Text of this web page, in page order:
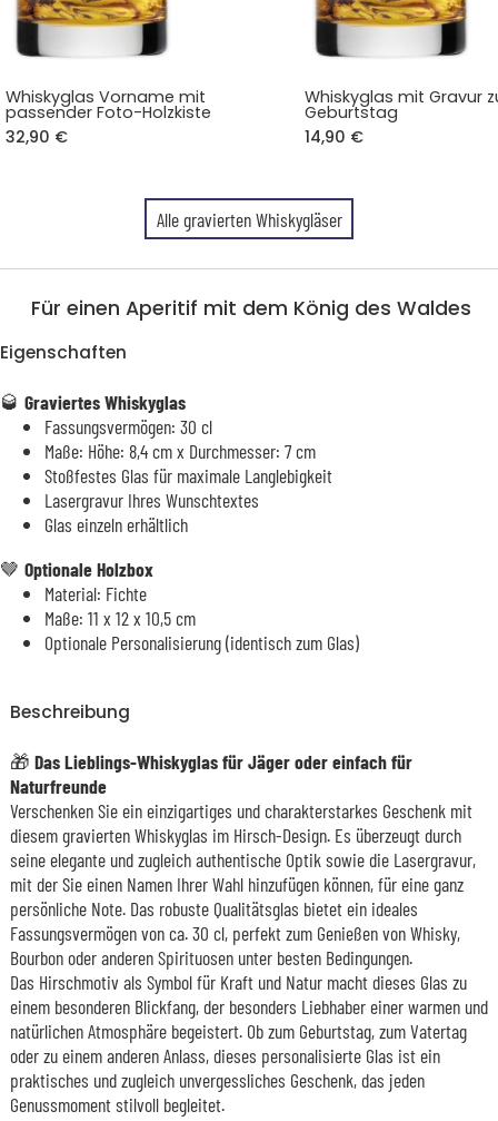
Whiskyglas Vorname mit
passender Foto-Holzkiste
32,90 €
Whiskyglas mit Gravur
Geburtstag
14,90 €
Alle gravierten Whiskygläser
Für einen Aperitif mit dem König des Waldes
Eigenschaften
🥃 Graviertes Whiskyglas
Fassungsvermögen: 30 cl
Maße: Höhe: 8,4 cm x Durchmesser: 7 cm
Stoßfestes Glas für maximale Langlebigkeit
Lasergravur Ihres Wunschtextes
Glas einzeln erhältlich
🤎 Optionale Holzbox
Material: Fichte
Maße: 11 x 12 x 10,5 cm
Optionale Personalisierung (identisch zum Glas)
Beschreibung
🎁 Das Lieblings-Whiskyglas für Jäger oder einfach für
Naturfreunde
Verschenken Sie ein einzigartiges und charakterstarkes Geschenk mit
diesem gravierten Whiskyglas im Hirsch-Design. Es überzeugt durch
seine elegante und zugleich authentische Optik sowie die Lasergravur,
mit der Sie einen Namen Ihrer Wahl hinzufügen können, für eine ganz
persönliche Note. Das robuste Qualitätsglas bietet ein ideales
Fassungsvermögen von ca. 30 cl, perfekt zum Genießen von Whisky,
Bourbon oder anderen Spirituosen unter besten Bedingungen.
Das Hirschmotiv als Symbol für Kraft und Natur macht dieses Glas zu
einem besonderen Blickfang, der besonders Liebhaber einer warmen und
natürlichen Atmosphäre begeistert. Ob zum Geburtstag, zum Vatertag
oder zu einem anderen Anlass, dieses personalisierte Glas ist ein
praktisches und zugleich unvergessliches Geschenk, das jeden
Genussmoment stilvoll begleitet.